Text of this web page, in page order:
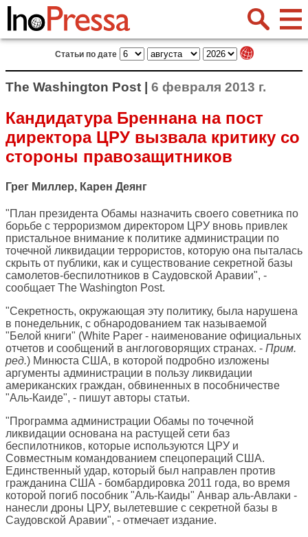
Статьи по дате
The Washington Post | 6 февраля 2013 г.
Кандидатура Бреннана на пост
директора ЦРУ вызвала критику со
стороны правозащитников
Грег Миллер, Карен Деянг
"План президента Обамы назначить своего советника по
борьбе с терроризмом директором ЦРУ вновь привлек
пристальное внимание к политике администрации по
точечной ликвидации террористов, которую она пыталась
скрыть от публики, как и существование секретной базы
самолетов-беспилотников в Саудовской Аравии", -
сообщает The Washington Post.
"Секретность, окружающая эту политику, была нарушена
в понедельник, с обнародованием так называемой
"Белой книги" (White Paper - наименование официальных
отчетов и сообщений в англоговорящих странах. - Прим.
ред.) Минюста США, в которой подробно изложены
аргументы администрации в пользу ликвидации
американских граждан, обвиненных в пособничестве
"Аль-Каиде", - пишут авторы статьи.
"Программа администрации Обамы по точечной
ликвидации основана на растущей сети баз
беспилотников, которые используются ЦРУ и
Совместным командованием спецопераций США.
Единственный удар, который был направлен против
гражданина США - бомбардировка 2011 года, во время
которой погиб пособник "Аль-Каиды" Анвар аль-Авлаки -
нанесли дроны ЦРУ, вылетевшие с секретной базы в
Саудовской Аравии", - отмечает издание.